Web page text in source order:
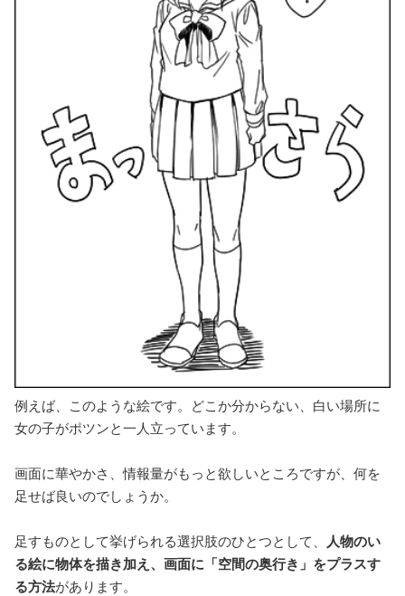
例えば、このような絵です。どこか分からない、白い場所に
女の子がポツンと一人立っています。
画面に華やかさ、情報量がもっと欲しいところですが、何を
足せば良いのでしょうか。
足すものとして挙げられる選択肢のひとつとして、
人物のい
る絵に物体を描き加え、画面に「空間の奥行き」をプラスす
る方法があります。